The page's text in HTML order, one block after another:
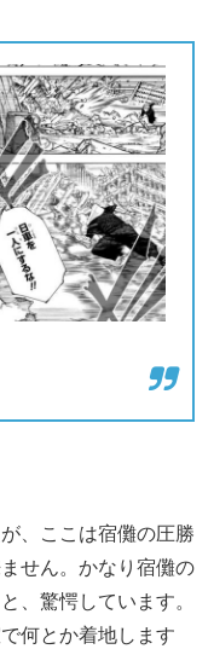
、ここは宿儺の圧勝
せん。かなり宿儺の
、驚愕しています。
何とか着地します